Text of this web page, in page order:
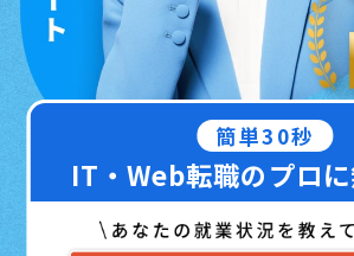
簡単30秒
IT・Web転職のプロ